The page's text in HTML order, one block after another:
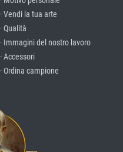
· Vendi la tua arte
· Qualità
· Immagini del nostro lavoro
· Accessori
· Ordina campione